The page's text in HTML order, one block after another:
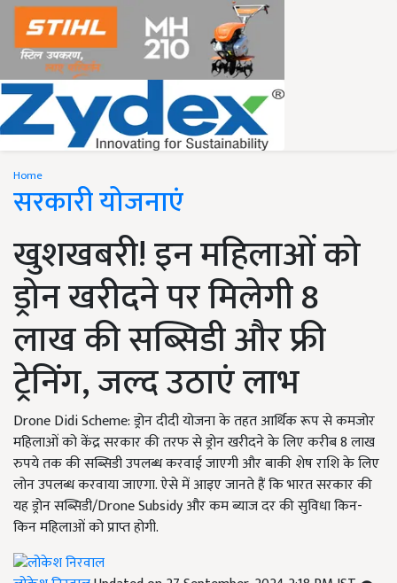
Home
सरकारी योजनाएं
खुशखबरी! इन महिलाओं को
ड्रोन खरीदने पर मिलेगी 8
लाख की सब्सिडी और फ्री
ट्रेनिंग, जल्द उठाएं लाभ
Drone Didi Scheme: ड्रोन दीदी योजना के तहत आर्थिक रूप से कमजोर
महिलाओं को केंद्र सरकार की तरफ से ड्रोन खरीदने के लिए करीब 8 लाख
रुपये तक की सब्सिडी उपलब्ध करवाई जाएगी और बाकी शेष राशि के लिए
लोन उपलब्ध करवाया जाएगा. ऐसे में आइए जानते हैं कि भारत सरकार की
यह ड्रोन सब्सिडी/Drone Subsidy और कम ब्याज दर की सुविधा किन-
किन महिलाओं को प्राप्त होगी.